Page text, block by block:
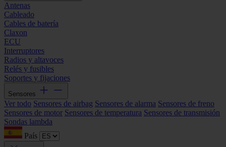
Antenas
Cableado
Cables de batería
Claxon
ECU
Interruptores
Radios y altavoces
Relés y fusibles
Soportes y fijaciones
Sensores
Ver todo Sensores de airbag Sensores de alarma Sensores de freno
Sensores de motor Sensores de temperatura Sensores de transmisión
Sondas lambda
País